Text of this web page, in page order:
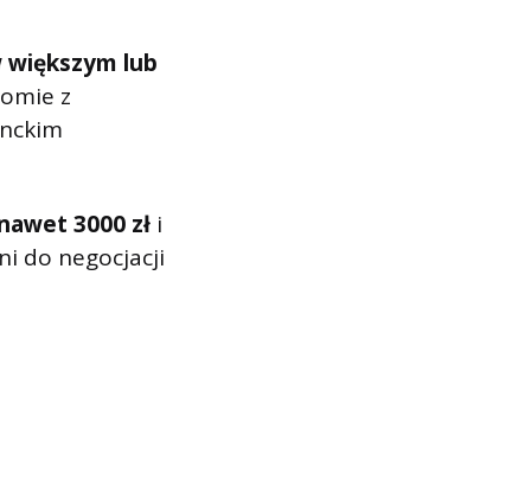
lub
z
3000 zł i
do negocjacji